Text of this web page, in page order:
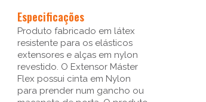
Especificações
Produto fabricado em látex
resistente para os elásticos
extensores e alças em nylon
revestido. O Extensor Máster
Flex possui cinta em Nylon
para prender num gancho ou